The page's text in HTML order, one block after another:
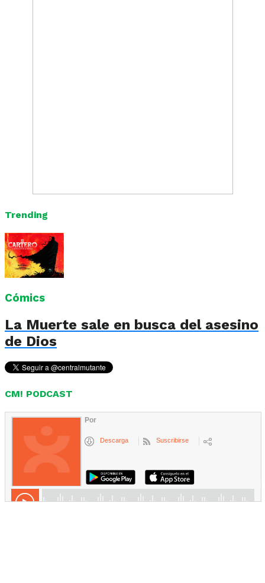
Trending
Cómics
La Muerte sale en busca del asesino
de Dios
CM! PODCAST